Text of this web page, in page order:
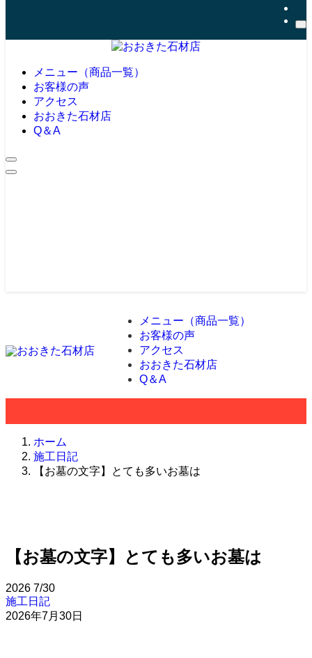
メニュー（商品一覧）
お客様の声
アクセス
おおきた石材店
Q＆A
メニュー（商品一覧）
お客様の声
アクセス
おおきた石材店
Q＆A
ホーム
施工日記
【お墓の文字】とても多いお墓は
【お墓の文字】とても多いお墓は
2026 7/30
施工日記
2026年7月30日